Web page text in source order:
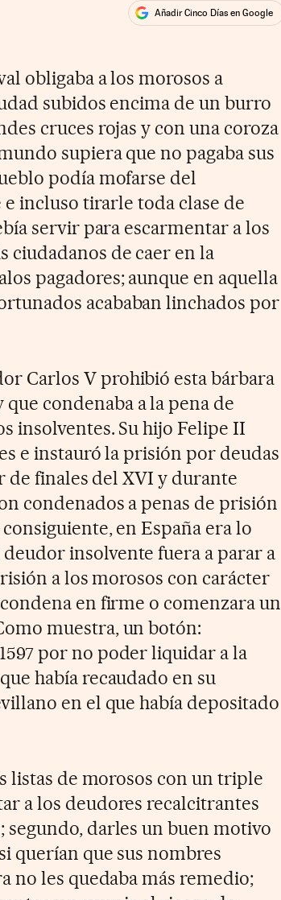
Añadir Cinco Días en Google
obligaba a los morosos a
subidos encima de un burro
cruces rojas y con una coroza
supiera que no pagaba sus
podía mofarse del
incluso tirarle toda clase de
servir para escarmentar a los
ciudadanos de caer en la
pagadores; aunque en aquella
acababan linchados por
Carlos V prohibió esta bárbara
condenaba a la pena de
insolventes. Su hijo Felipe II
e instauró la prisión por deudas
de finales del XVI y durante
condenados a penas de prisión
en España era lo
insolvente fuera a parar a
a los morosos con carácter
en firme o comenzara un
muestra, un botón:
por no poder liquidar a la
había recaudado en su
en el que había depositado
listas de morosos con un triple
a los deudores recalcitrantes
darles un buen motivo
querían que sus nombres
no les quedaba más remedio;